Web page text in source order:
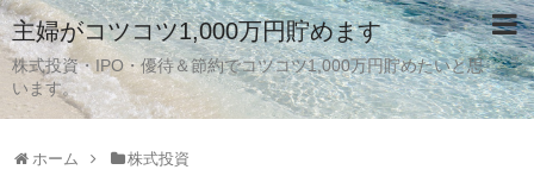
主婦がコツコツ1,000万円貯めます
株式投資・IPO・優待＆節約でコツコツ1,000万円貯めたいと思
います。
ホーム 株式投資